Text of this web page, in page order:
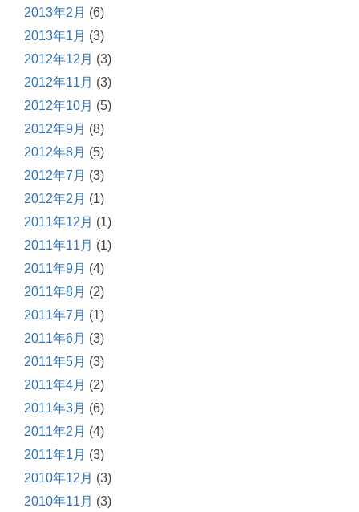
2013年2月 (6)
2013年1月 (3)
2012年12月 (3)
2012年11月 (3)
2012年10月 (5)
2012年9月 (8)
2012年8月 (5)
2012年7月 (3)
2012年2月 (1)
2011年12月 (1)
2011年11月 (1)
2011年9月 (4)
2011年8月 (2)
2011年7月 (1)
2011年6月 (3)
2011年5月 (3)
2011年4月 (2)
2011年3月 (6)
2011年2月 (4)
2011年1月 (3)
2010年12月 (3)
2010年11月 (3)